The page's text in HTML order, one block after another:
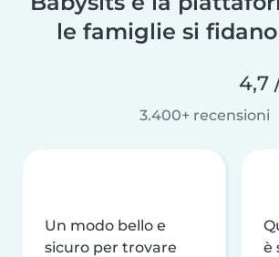
le famiglie si
4,7
3.400+ recensioni
Un modo bello e
sicuro per trovare
è